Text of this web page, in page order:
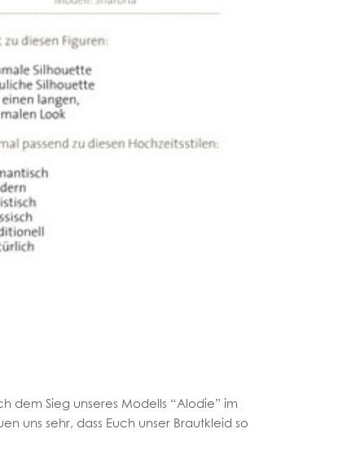
dem Sieg unseres Modells “Alodie” im
uns sehr, dass Euch unser Brautkleid so